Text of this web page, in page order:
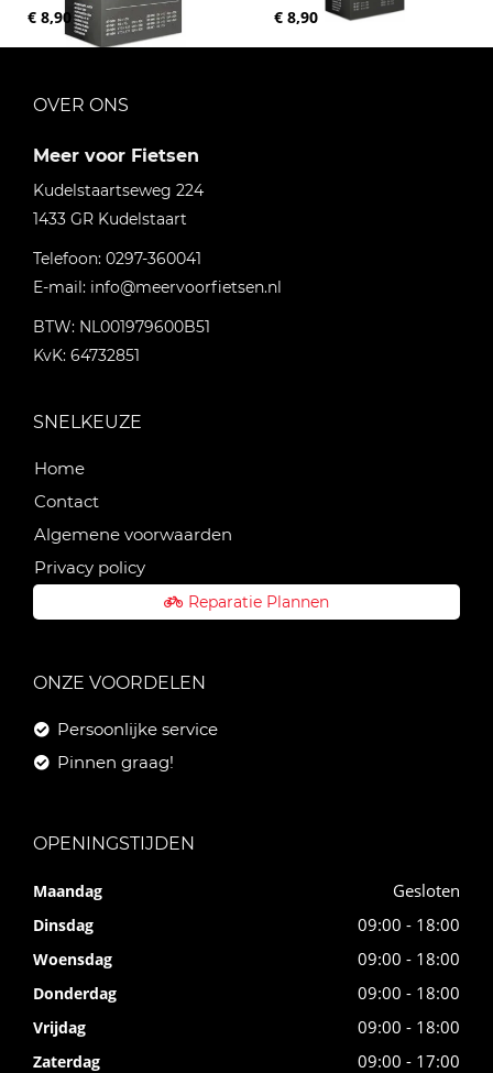
€ 8,90 € 8,90
OVER ONS
Meer voor Fietsen
Kudelstaartseweg 224
1433 GR Kudelstaart
Telefoon: 0297-360041
E-mail: info@meervoorfietsen.nl
BTW: NL001979600B51
KvK: 64732851
SNELKEUZE
Home
Contact
Algemene voorwaarden
Privacy policy
Reparatie Plannen
ONZE VOORDELEN
Persoonlijke service
Pinnen graag!
OPENINGSTIJDEN
Maandag Gesloten
Dinsdag 09:00 - 18:00
Woensdag 09:00 - 18:00
Donderdag 09:00 - 18:00
Vrijdag 09:00 - 18:00
Zaterdag 09:00 - 17:00